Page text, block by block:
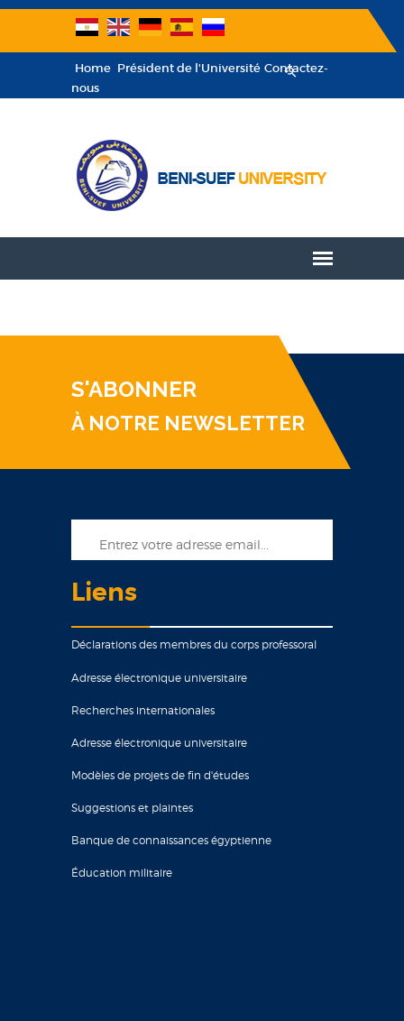
Home Président de l'Université Contactez-
nous
S'ABONNER
À NOTRE NEWSLETTER
Liens
Déclarations des membres du corps professoral
Adresse électronique universitaire
Recherches internationales
Adresse électronique universitaire
Modèles de projets de fin d'études
Suggestions et plaintes
Banque de connaissances égyptienne
Éducation militaire